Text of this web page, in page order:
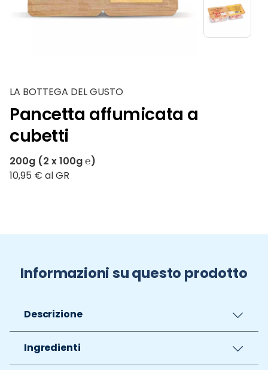
LA BOTTEGA DEL GUSTO
Pancetta affumicata a
cubetti
200g (2 x 100g ℮)
10,95 € al GR
Informazioni su questo prodotto
Descrizione
Ingredienti